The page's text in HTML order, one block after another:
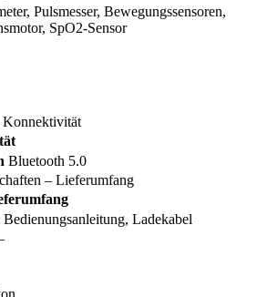
Pulsmesser, Bewegungssensoren,
SpO2-Sensor
Konnektivität
Bluetooth 5.0
– Lieferumfang
Bedienungsanleitung, Ladekabel